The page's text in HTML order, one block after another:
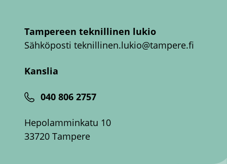
Tampereen teknillinen lukio
Sähköposti teknillinen.lukio@tampere.fi
Kanslia
040 806 2757
Hepolamminkatu 10
33720 Tampere